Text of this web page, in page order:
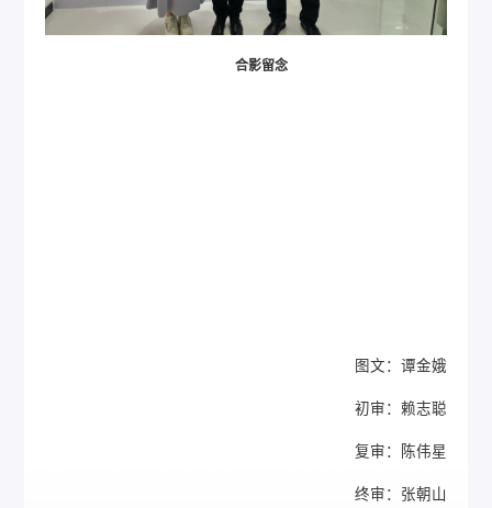
合影留念
图文：谭金娥
初审：赖志聪
复审：陈伟星
终审：张朝山